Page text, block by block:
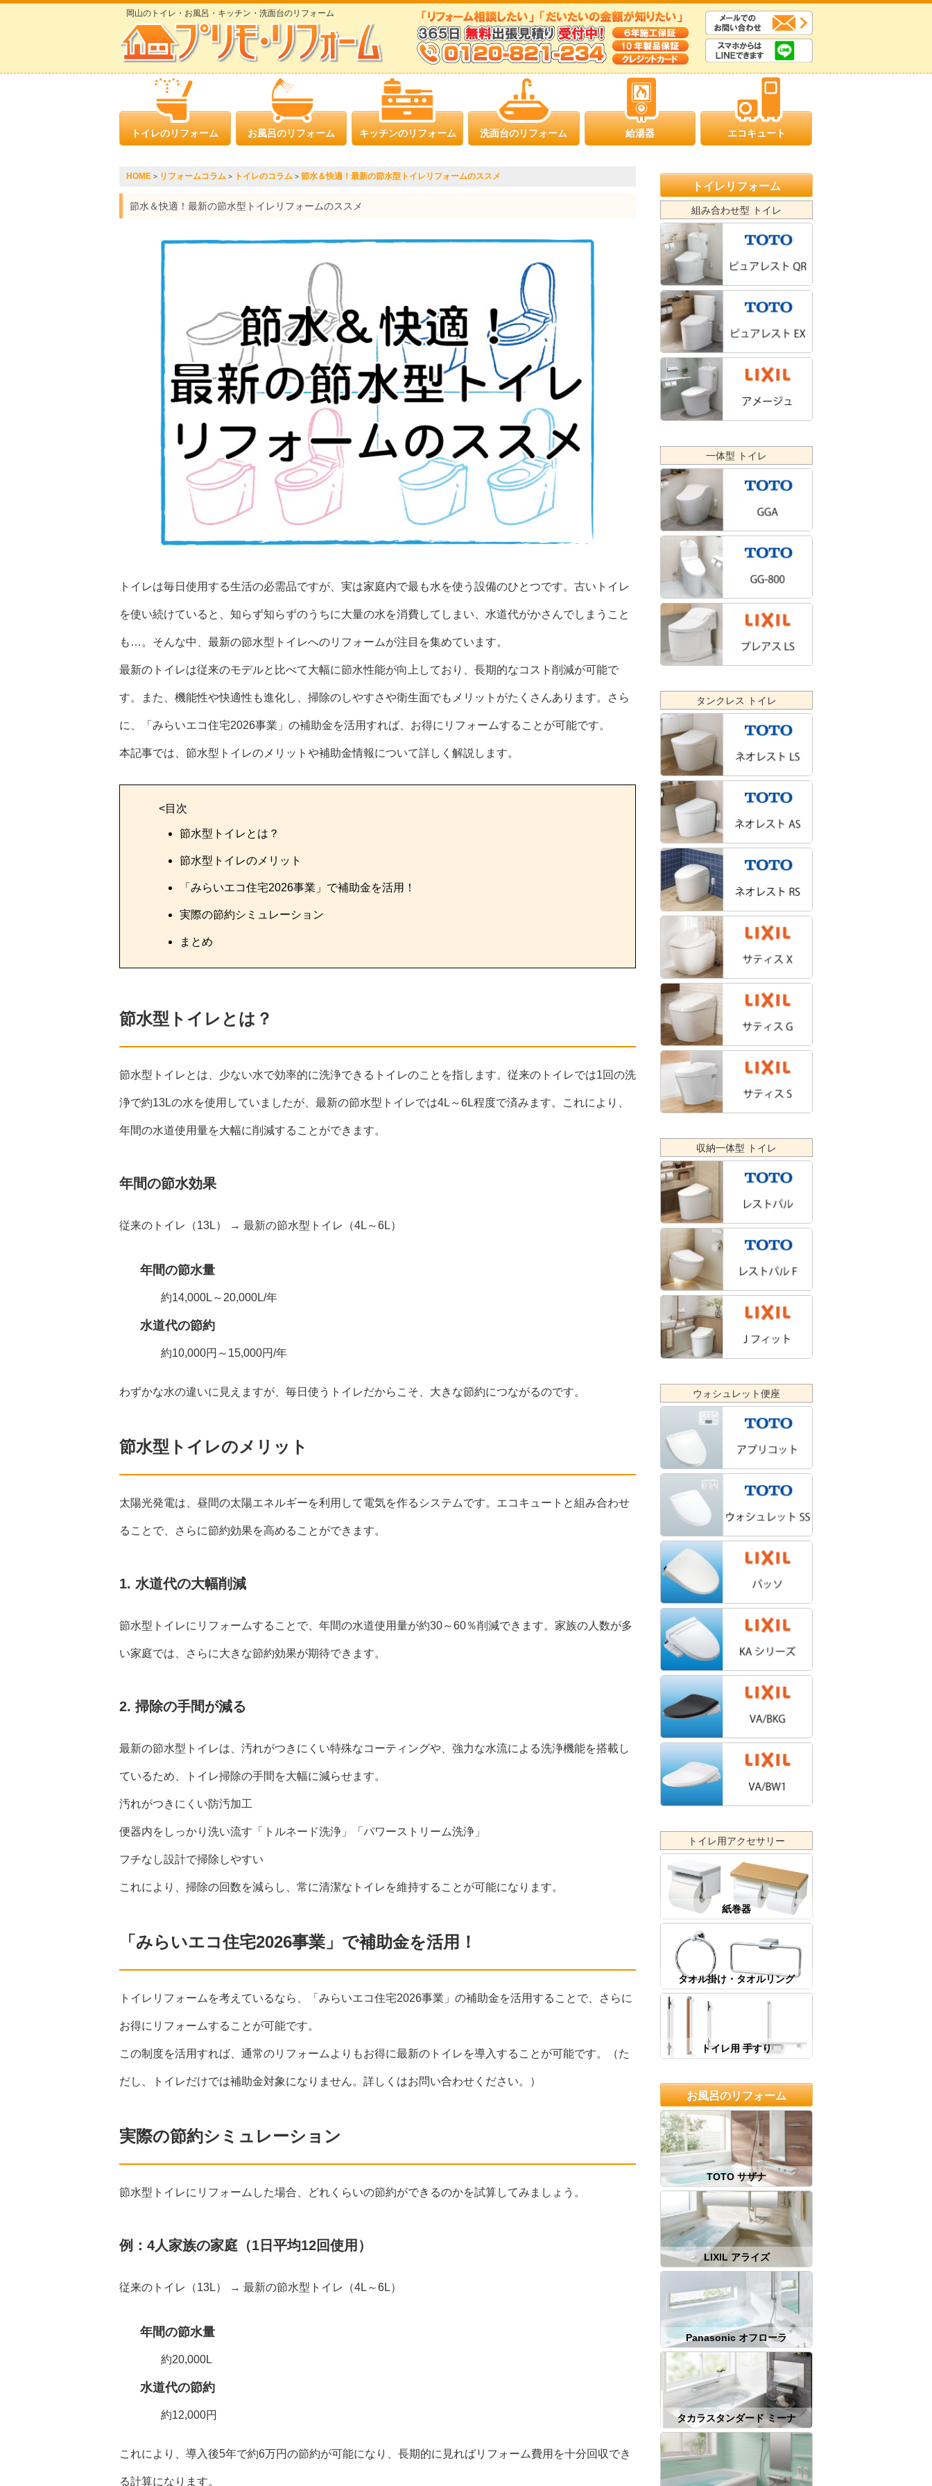
岡山のトイレ・お風呂・キッチン・洗面台のリフォーム
トイレのリフォーム お風呂のリフォーム キッチンのリフォーム 洗面台のリフォーム 給湯器 エコキュート
HOME > リフォームコラム > トイレのコラム > 節水＆快適！最新の節水型トイレリフォームのススメ
節水＆快適！最新の節水型トイレリフォームのススメ
トイレは毎日使用する生活の必需品ですが、実は家庭内で最も水を使う設備のひとつです。古いトイレ
を使い続けていると、知らず知らずのうちに大量の水を消費してしまい、水道代がかさんでしまうこと
も…。そんな中、最新の節水型トイレへのリフォームが注目を集めています。
最新のトイレは従来のモデルと比べて大幅に節水性能が向上しており、長期的なコスト削減が可能で
す。また、機能性や快適性も進化し、掃除のしやすさや衛生面でもメリットがたくさんあります。さら
に、「みらいエコ住宅2026事業」の補助金を活用すれば、お得にリフォームすることが可能です。
本記事では、節水型トイレのメリットや補助金情報について詳しく解説します。
<目次
節水型トイレとは？
節水型トイレのメリット
「みらいエコ住宅2026事業」で補助金を活用！
実際の節約シミュレーション
まとめ
節水型トイレとは？
節水型トイレとは、少ない水で効率的に洗浄できるトイレのことを指します。従来のトイレでは1回の洗
浄で約13Lの水を使用していましたが、最新の節水型トイレでは4L～6L程度で済みます。これにより、
年間の水道使用量を大幅に削減することができます。
年間の節水効果
従来のトイレ（13L） → 最新の節水型トイレ（4L～6L）
年間の節水量
約14,000L～20,000L/年
水道代の節約
約10,000円～15,000円/年
わずかな水の違いに見えますが、毎日使うトイレだからこそ、大きな節約につながるのです。
節水型トイレのメリット
太陽光発電は、昼間の太陽エネルギーを利用して電気を作るシステムです。エコキュートと組み合わせ
ることで、さらに節約効果を高めることができます。
1. 水道代の大幅削減
節水型トイレにリフォームすることで、年間の水道使用量が約30～60％削減できます。家族の人数が多
い家庭では、さらに大きな節約効果が期待できます。
2. 掃除の手間が減る
最新の節水型トイレは、汚れがつきにくい特殊なコーティングや、強力な水流による洗浄機能を搭載し
ているため、トイレ掃除の手間を大幅に減らせます。
汚れがつきにくい防汚加工
便器内をしっかり洗い流す「トルネード洗浄」「パワーストリーム洗浄」
フチなし設計で掃除しやすい
これにより、掃除の回数を減らし、常に清潔なトイレを維持することが可能になります。
「みらいエコ住宅2026事業」で補助金を活用！
トイレリフォームを考えているなら、「みらいエコ住宅2026事業」の補助金を活用することで、さらに
お得にリフォームすることが可能です。
この制度を活用すれば、通常のリフォームよりもお得に最新のトイレを導入することが可能です。（た
だし、トイレだけでは補助金対象になりません。詳しくはお問い合わせください。）
実際の節約シミュレーション
節水型トイレにリフォームした場合、どれくらいの節約ができるのかを試算してみましょう。
例：4人家族の家庭（1日平均12回使用）
従来のトイレ（13L） → 最新の節水型トイレ（4L～6L）
年間の節水量
約20,000L
水道代の節約
約12,000円
これにより、導入後5年で約6万円の節約が可能になり、長期的に見ればリフォーム費用を十分回収でき
る計算になります。
トイレリフォーム
組み合わせ型 トイレ
一体型 トイレ
タンクレス トイレ
収納一体型 トイレ
ウォシュレット便座
トイレ用アクセサリー
紙巻器
タオル掛け・タオルリング
トイレ用 手すり
お風呂のリフォーム
TOTO サザナ
LIXIL アライズ
Panasonic オフローラ
タカラスタンダード ミーナ